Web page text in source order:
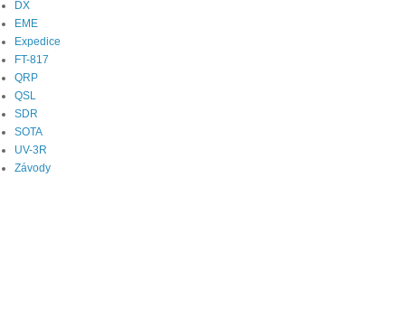
DX
EME
Expedice
FT-817
QRP
QSL
SDR
SOTA
UV-3R
Závody